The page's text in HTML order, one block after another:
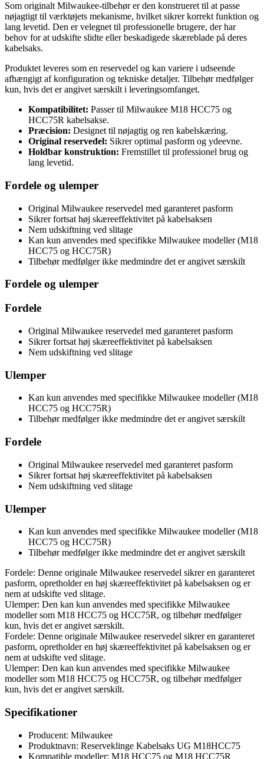
Som originalt Milwaukee-tilbehør er den konstrueret til at passe
nøjagtigt til værktøjets mekanisme, hvilket sikrer korrekt funktion og
lang levetid. Den er velegnet til professionelle brugere, der har
behov for at udskifte slidte eller beskadigede skæreblade på deres
kabelsaks.
Produktet leveres som en reservedel og kan variere i udseende
afhængigt af konfiguration og tekniske detaljer. Tilbehør medfølger
kun, hvis det er angivet særskilt i leveringsomfanget.
Kompatibilitet: Passer til Milwaukee M18 HCC75 og
HCC75R kabelsakse.
Præcision: Designet til nøjagtig og ren kabelskæring.
Original reservedel: Sikrer optimal pasform og ydeevne.
Holdbar konstruktion: Fremstillet til professionel brug og
lang levetid.
Fordele og ulemper
Original Milwaukee reservedel med garanteret pasform
Sikrer fortsat høj skæreeffektivitet på kabelsaksen
Nem udskiftning ved slitage
Kan kun anvendes med specifikke Milwaukee modeller (M18
HCC75 og HCC75R)
Tilbehør medfølger ikke medmindre det er angivet særskilt
Fordele og ulemper
Fordele
Original Milwaukee reservedel med garanteret pasform
Sikrer fortsat høj skæreeffektivitet på kabelsaksen
Nem udskiftning ved slitage
Ulemper
Kan kun anvendes med specifikke Milwaukee modeller (M18
HCC75 og HCC75R)
Tilbehør medfølger ikke medmindre det er angivet særskilt
Fordele
Original Milwaukee reservedel med garanteret pasform
Sikrer fortsat høj skæreeffektivitet på kabelsaksen
Nem udskiftning ved slitage
Ulemper
Kan kun anvendes med specifikke Milwaukee modeller (M18
HCC75 og HCC75R)
Tilbehør medfølger ikke medmindre det er angivet særskilt
Fordele: Denne originale Milwaukee reservedel sikrer en garanteret
pasform, opretholder en høj skæreeffektivitet på kabelsaksen og er
nem at udskifte ved slitage.
Ulemper: Den kan kun anvendes med specifikke Milwaukee
modeller som M18 HCC75 og HCC75R, og tilbehør medfølger
kun, hvis det er angivet særskilt.
Fordele: Denne originale Milwaukee reservedel sikrer en garanteret
pasform, opretholder en høj skæreeffektivitet på kabelsaksen og er
nem at udskifte ved slitage.
Ulemper: Den kan kun anvendes med specifikke Milwaukee
modeller som M18 HCC75 og HCC75R, og tilbehør medfølger
kun, hvis det er angivet særskilt.
Specifikationer
Producent: Milwaukee
Produktnavn: Reserveklinge Kabelsaks UG M18HCC75
Kompatible modeller: M18 HCC75 og M18 HCC75R